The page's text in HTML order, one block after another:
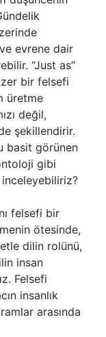
evrene dair
“Just as”
bir felsefi
üretme
değil,
şekillendirir.
basit görünen
gibi
felsefi bir
ötesinde,
dilin rolünü,
insan
Felsefi
insanlık
arasında